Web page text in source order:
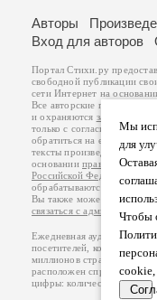
Мы
для
Чтобы
cookie,
Авторы
Вход для авторов
Портал Стихи.ру
свободной публикации
сети Интернет на
Все авторские права на
и охраняются законом
.
только с согласия его
обратиться на его
тексты произведений
основанииправил
Российской Федерации
обрабатываются на
Вы также можете
связаться с администрацией
Ежедневная аудитория
посетителей, которые в
миллионов страниц по
расположен справа от
цифры: количество